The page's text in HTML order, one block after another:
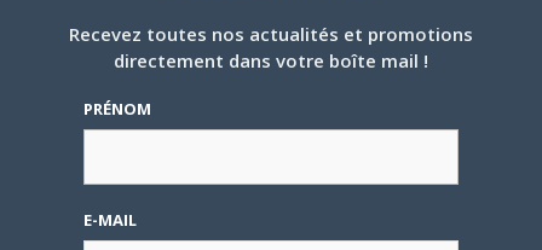
Défendre les couleurs d'AnimeLand était
un rêve. Il ne me reste plus qu'à
Recevez toutes nos actualités et promotions
directement dans votre boîte mail !
PRÉNOM
E-MAIL